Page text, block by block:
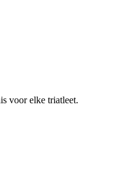
voor elke triatleet.